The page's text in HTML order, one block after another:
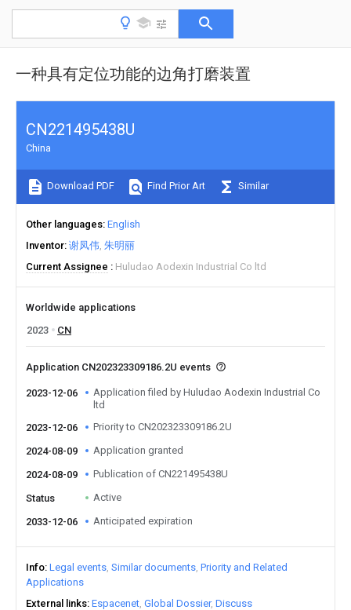
一种具有定位功能的边角打磨装置
CN221495438U
China
Download PDF Find Prior Art Similar
Other languages English
Inventor 谢凤伟 朱明丽
Current Assignee
Huludao Aodexin Industrial Co ltd
Worldwide applications
2023
CN
Application CN202323309186.2U events
2023-12-06
Application filed by Huludao Aodexin Industrial Co
ltd
2023-12-06
Priority to CN202323309186.2U
2024-08-09 Application granted
2024-08-09 Publication of CN221495438U
Status Active
2033-12-06 Anticipated expiration
Info Legal events Similar documents Priority and Related
Applications
External links Espacenet Global Dossier Discuss